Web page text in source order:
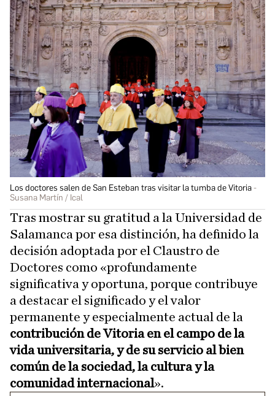
Los doctores salen de San Esteban tras visitar la tumba de Vitoria
Susana Martín / Ical
Tras mostrar su gratitud a la Universidad de
Salamanca por esa distinción, ha definido la
decisión adoptada por el Claustro de
Doctores como «profundamente
significativa y oportuna, porque contribuye
a destacar el significado y el valor
permanente y especialmente actual de la
contribución de Vitoria en el campo de la
vida universitaria, y de su servicio al bien
común de la sociedad, la cultura y la
comunidad internacional».